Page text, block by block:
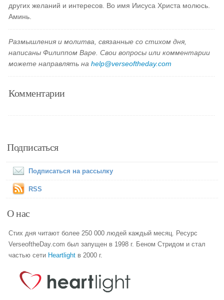
других желаний и интересов. Во имя Иисуса Христа молюсь.
Аминь.
Размышления и молитва, связанные со стихом дня,
написаны Филиппом Варе. Свои вопросы или комментарии
можете направлять наhelp@verseoftheday.com
Комментарии
Подписаться
Подписаться на рассылку
RSS
О нас
Стих дня читают более 250 000 людей каждый месяц. Ресурс
VerseoftheDay.com был запущен в 1998 г. Беном Стридом и стал
частью сети Heartlight в 2000 г.